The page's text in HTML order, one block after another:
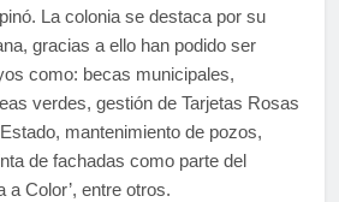
La colonia se destaca por su
gracias a ello han podido ser
como: becas municipales,
verdes, gestión de Tarjetas Rosas
mantenimiento de pozos,
de fachadas como parte del
a Color’, entre otros.